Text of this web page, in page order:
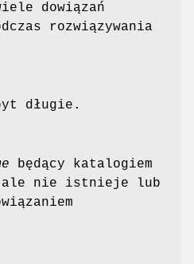
dowiązań
rozwiązywania
długie.
będący katalogiem
ale nie istnieje lub